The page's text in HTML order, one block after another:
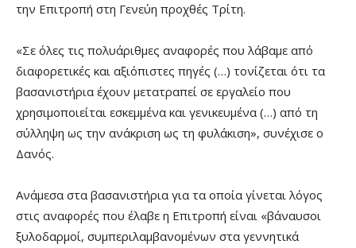
την Επιτροπή στη Γενεύη προχθές Τρίτη.
«Σε όλες τις πολυάριθμες αναφορές που λάβαμε από
διαφορετικές και αξιόπιστες πηγές (…) τονίζεται ότι τα
βασανιστήρια έχουν μετατραπεί σε εργαλείο που
χρησιμοποιείται εσκεμμένα και γενικευμένα (…) από τη
σύλληψη ως την ανάκριση ως τη φυλάκιση», συνέχισε ο
Δανός.
Ανάμεσα στα βασανιστήρια για τα οποία γίνεται λόγος
στις αναφορές που έλαβε η Επιτροπή είναι «βάναυσοι
ξυλοδαρμοί, συμπεριλαμβανομένων στα γεννητικά